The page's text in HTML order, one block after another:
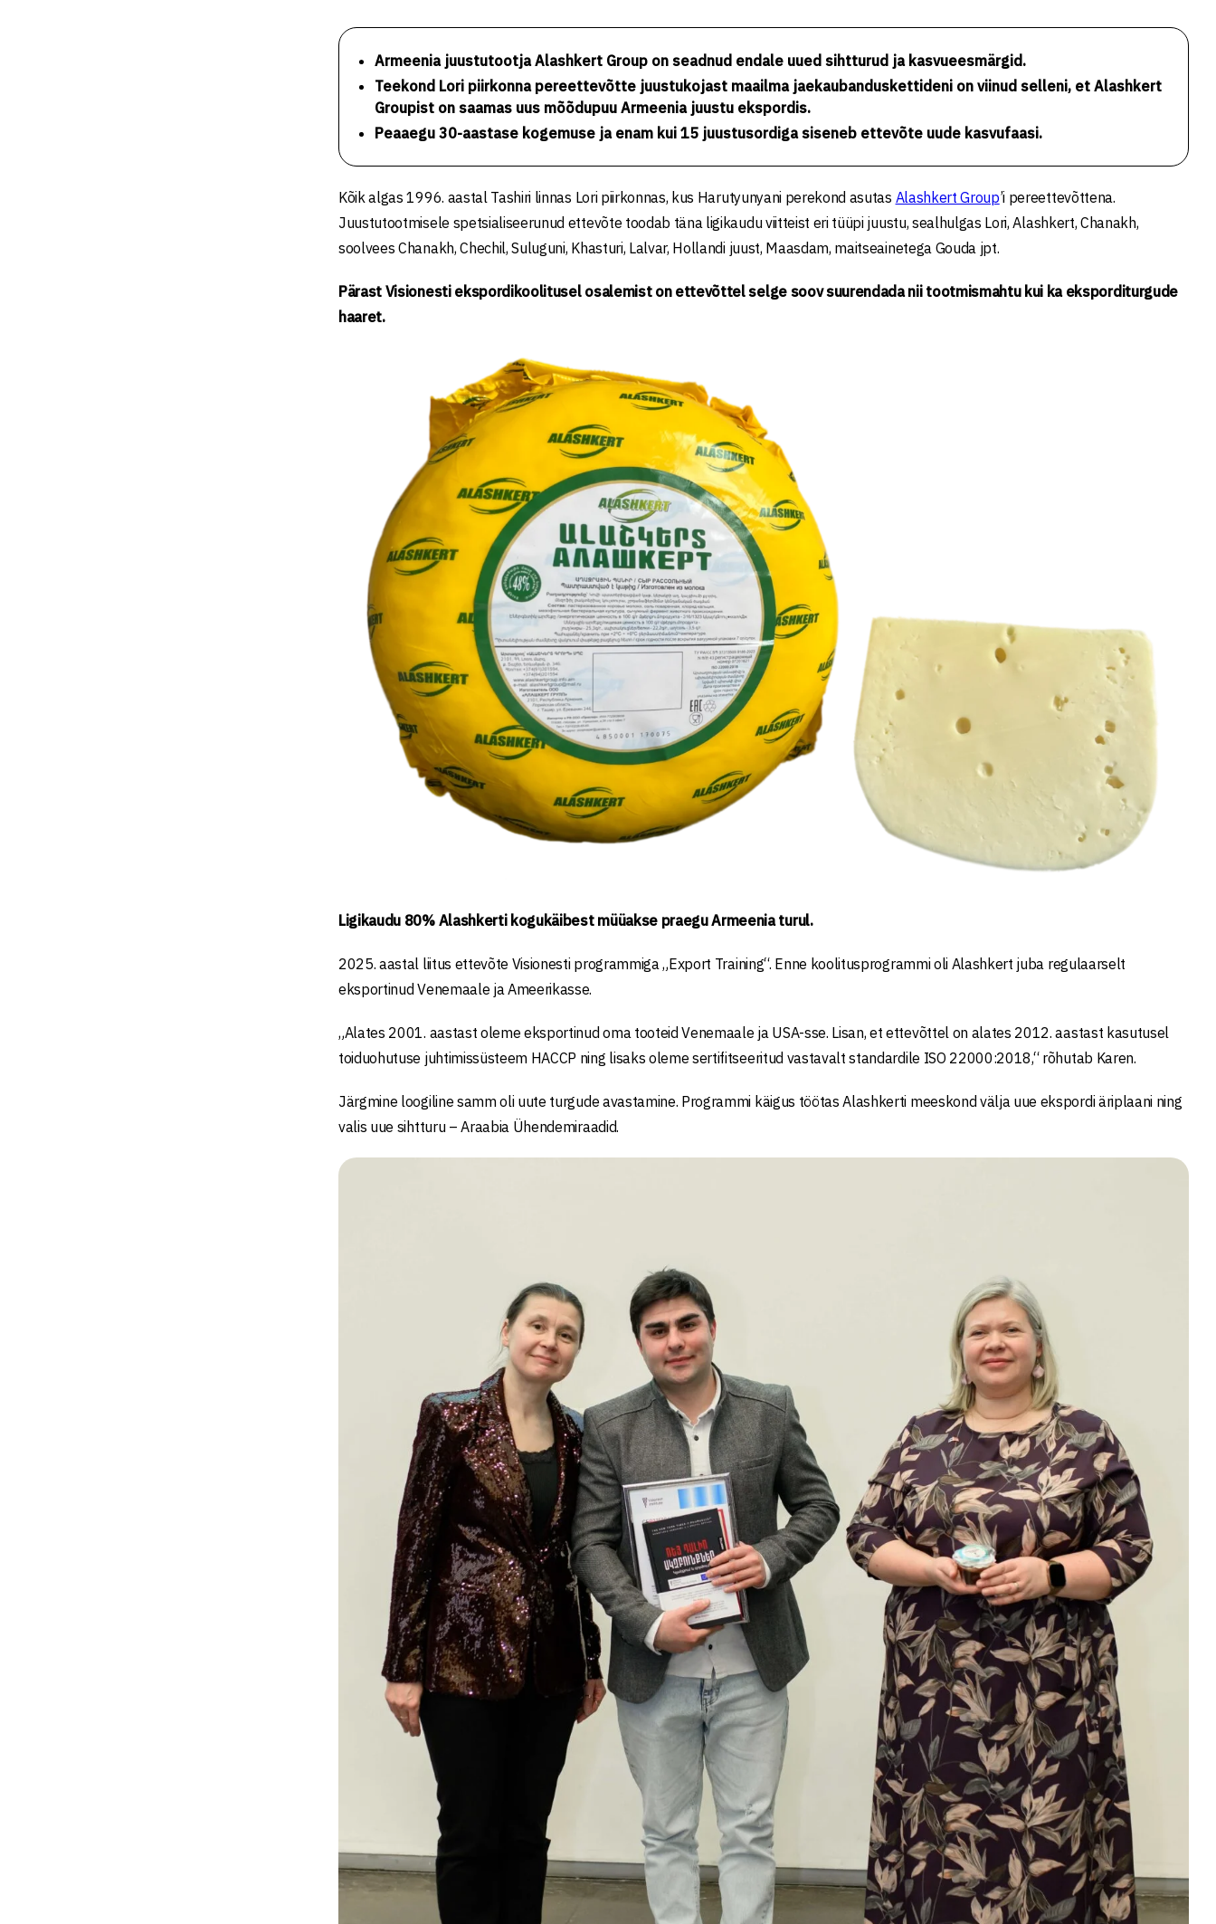
Armeenia juustutootja Alashkert Group on seadnud endale uued sihtturud ja kasvueesmärgid.
Teekond Lori piirkonna pereettevõtte juustukojast maailma jaekaubanduskettideni on viinud selleni, et Alashkert
Groupist on saamas uus mõõdupuu Armeenia juustu ekspordis.
Peaaegu 30-aastase kogemuse ja enam kui 15 juustusordiga siseneb ettevõte uude kasvufaasi.
Kõik algas 1996. aastal Tashiri linnas Lori piirkonnas, kus Harutyunyani perekond asutas Alashkert Group’i pereettevõttena.
Juustutootmisele spetsialiseerunud ettevõte toodab täna ligikaudu viitteist eri tüüpi juustu, sealhulgas Lori, Alashkert, Chanakh,
soolvees Chanakh, Chechil, Suluguni, Khasturi, Lalvar, Hollandi juust, Maasdam, maitseainetega Gouda jpt.
Pärast Visionesti ekspordikoolitusel osalemist on ettevõttel selge soov suurendada nii tootmismahtu kui ka eksporditurgude
haaret.
Ligikaudu 80% Alashkerti kogukäibest müüakse praegu Armeenia turul.
2025. aastal liitus ettevõte Visionesti programmiga „Export Training“. Enne koolitusprogrammi oli Alashkert juba regulaarselt
eksportinud Venemaale ja Ameerikasse.
„Alates 2001. aastast oleme eksportinud oma tooteid Venemaale ja USA-sse. Lisan, et ettevõttel on alates 2012. aastast kasutusel
toiduohutuse juhtimissüsteem HACCP ning lisaks oleme sertifitseeritud vastavalt standardile ISO 22000:2018,“ rõhutab Karen.
Järgmine loogiline samm oli uute turgude avastamine. Programmi käigus töötas Alashkerti meeskond välja uue ekspordi äriplaani ning
valis uue sihtturu – Araabia Ühendemiraadid.